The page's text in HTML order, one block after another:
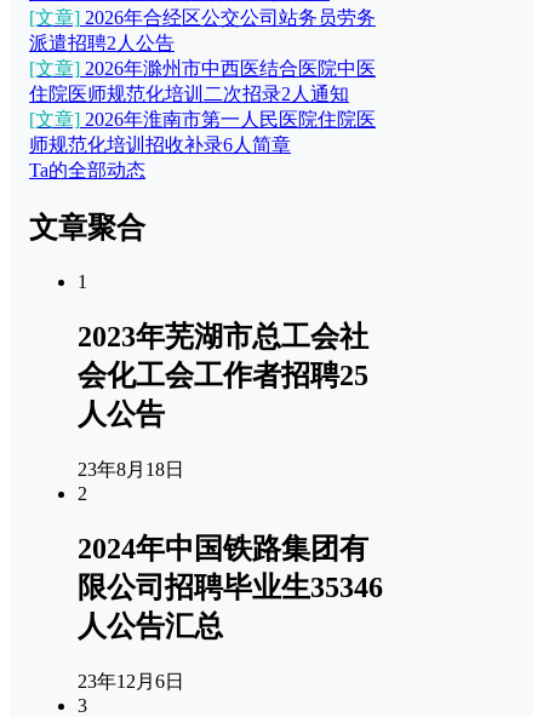
[文章] 2026年合经区公交公司站务员劳务
派遣招聘2人公告
[文章] 2026年滁州市中西医结合医院中医
住院医师规范化培训二次招录2人通知
[文章] 2026年淮南市第一人民医院住院医
师规范化培训招收补录6人简章
Ta的全部动态
文章聚合
1
2023年芜湖市总工会社
会化工会工作者招聘25
人公告
23年8月18日
2
2024年中国铁路集团有
限公司招聘毕业生35346
人公告汇总
23年12月6日
3